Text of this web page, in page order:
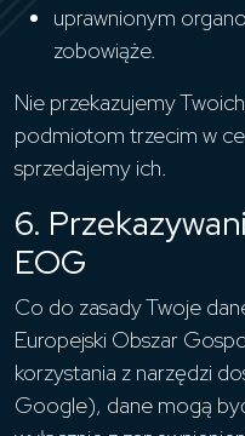
uprawnionym
zobowiąże.
Nie przekazujemy
podmiotom trzecim w
sprzedajemy ich.
6.
EOG
Co do zasady Twoje
Europejski Obszar
korzystania z narzędzi
Google), dane mogą